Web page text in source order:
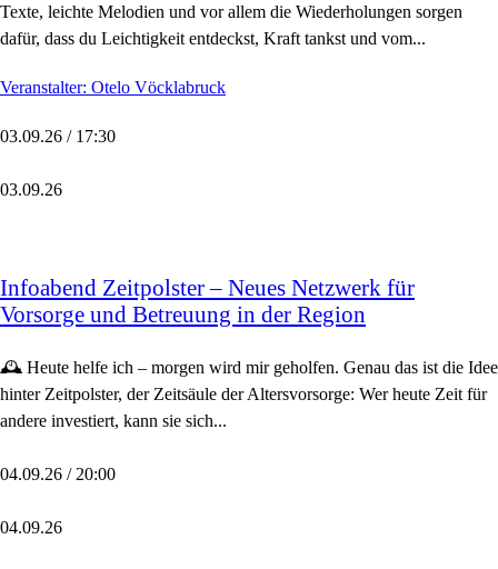
Texte, leichte Melodien und vor allem die Wiederholungen sorgen
dafür, dass du Leichtigkeit entdeckst, Kraft tankst und vom...
Veranstalter: Otelo Vöcklabruck
03.09.26 / 17:30
03.09.26
Infoabend Zeitpolster – Neues Netzwerk für
Vorsorge und Betreuung in der Region
🕰️ Heute helfe ich – morgen wird mir geholfen. Genau das ist die Idee
hinter Zeitpolster, der Zeitsäule der Altersvorsorge: Wer heute Zeit für
andere investiert, kann sie sich...
04.09.26 / 20:00
04.09.26